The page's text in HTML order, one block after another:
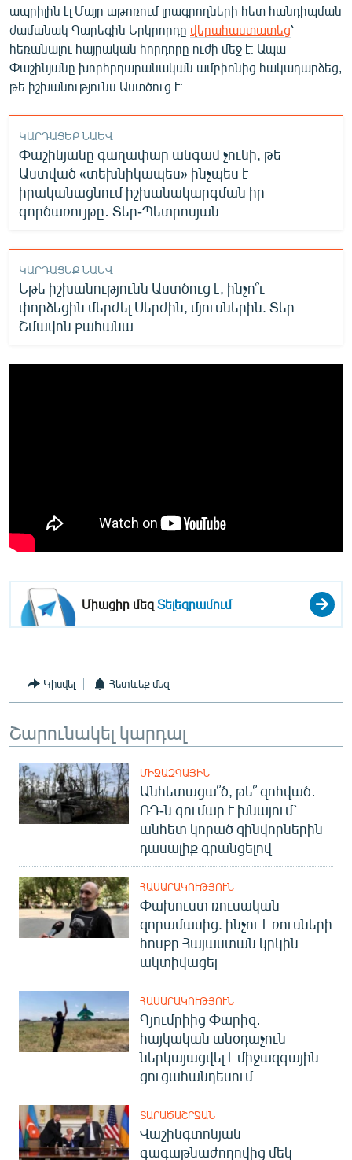
ապրիլին էլ Մայր աթոռում լրագրողների հետ հանդիպման
ժամանակ Գարեգին Երկրորդը վերահաստատեց՝
հեռանալու հայրական հորդորը ուժի մեջ է։ Ապա
Փաշինյանը խորհրդարանական ամբիոնից հակադարձեց,
թե իշխանությունս Աստծուց է։
ԿԱՐԴԱՑԵՔ ՆԱԵՎ
Փաշինյանը գաղափար անգամ չունի, թե
Աստված «տեխնիկապես» ինչպես է
իրականացնում իշխանակարգման իր
գործառույթը․ Տեր-Պետրոսյան
ԿԱՐԴԱՑԵՔ ՆԱԵՎ
Եթե իշխանությունն Աստծուց է, ինչո՞ւ
փորձեցին մերժել Սերժին, մյուսներին. Տեր
Շմավոն քահանա
Միացիր մեզՏելեգրամում
Կիսվել Հետևեք մեզ
Շարունակել կարդալ
ՄԻՋԱԶԳԱՅԻՆ
Անհետացա՞ծ, թե՞ զոհված․
ՌԴ-ն գումար է խնայում՝
անհետ կորած զինվորներին
դասալիք գրանցելով
ՀԱՍԱՐԱԿՈՒԹՅՈՒՆ
Փախուստ ռուսական
զորամասից. ինչու է ռուսների
հոսքը Հայաստան կրկին
ակտիվացել
ՀԱՍԱՐԱԿՈՒԹՅՈՒՆ
Գյումրիից Փարիզ․
հայկական անօդաչուն
ներկայացվել է միջազգային
ցուցահանդեսում
ՏԱՐԱԾԱՇՐՋԱՆ
Վաշինգտոնյան
գագաթնաժողովից մեկ